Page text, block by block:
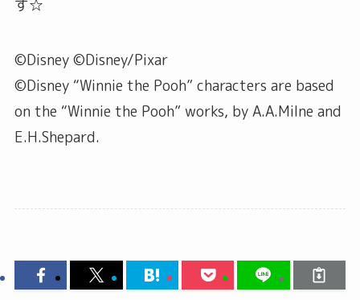
す☆
©Disney ©Disney/Pixar
©Disney “Winnie the Pooh” characters are based
on the “Winnie the Pooh” works, by A.A.Milne and
E.H.Shepard.